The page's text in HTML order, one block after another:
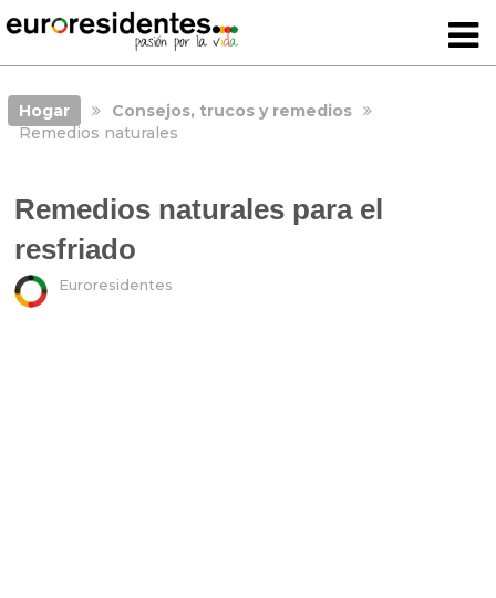
Hogar
Consejos, trucos y remedios
Remedios naturales
Remedios naturales para el
resfriado
Euroresidentes